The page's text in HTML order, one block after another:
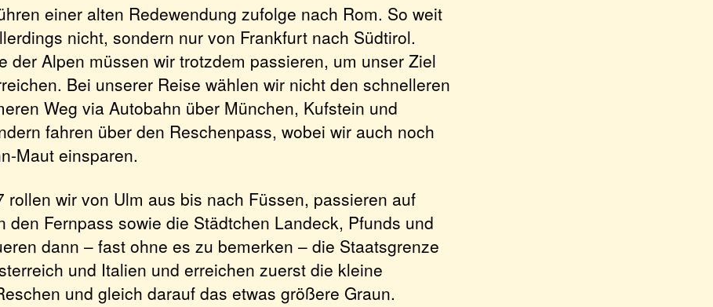
einer alten Redewendung zufolge nach Rom. So weit
nicht, sondern nur von Frankfurt nach Südtirol.
der Alpen müssen wir trotzdem passieren, um unser Ziel
Bei unserer Reise wählen wir nicht den schnelleren
Weg via Autobahn über München, Kufstein und
fahren über den Reschenpass, wobei wir auch noch
Maut einsparen.
rollen wir von Ulm aus bis nach Füssen, passieren auf
den Fernpass sowie die Städtchen Landeck, Pfunds und
dann – fast ohne es zu bemerken – die Staatsgrenze
und Italien und erreichen zuerst die kleine
und gleich darauf das etwas größere Graun.